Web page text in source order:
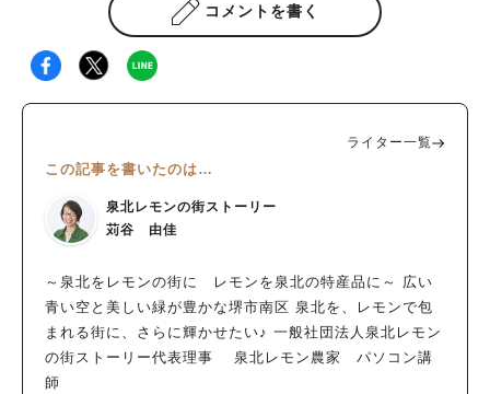
コメントを書く
ライター一覧
この記事を書いたのは…
泉北レモンの街ストーリー
苅谷 由佳
～泉北をレモンの街に レモンを泉北の特産品に～ 広い
青い空と美しい緑が豊かな堺市南区 泉北を、レモンで包
まれる街に、さらに輝かせたい♪ 一般社団法人泉北レモン
の街ストーリー代表理事 泉北レモン農家 パソコン講
師